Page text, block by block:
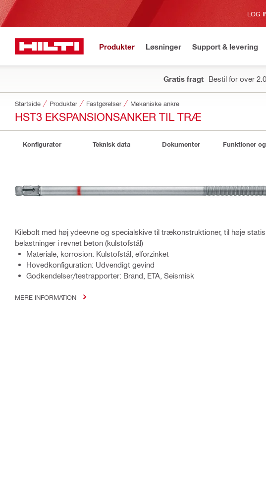
LOG
Produkter Løsninger Support & levering
Gratis fragt Bestil for over
Startside Produkter Fastgørelser Mekaniske ankre
HST3 EKSPANSIONSANKER TIL TRÆ
Konfigurator Teknisk data Dokumenter Funktioner
Kilebolt med høj ydeevne og specialskive til trækonstruktioner, til høje
belastninger i revnet beton (kulstofstål)
Materiale, korrosion: Kulstofstål, elforzinket
Hovedkonfiguration: Udvendigt gevind
Godkendelser/testrapporter: Brand, ETA, Seismisk
MERE INFORMATION